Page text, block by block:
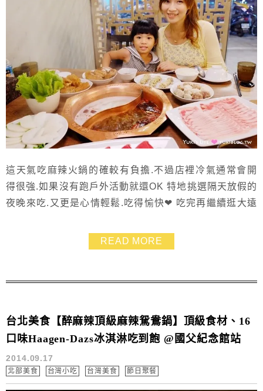
這天氣吃麻辣火鍋的確較有負擔.不過店裡冷氣通常會開
得很強.如果沒有跑戶外活動就還OK 特地挑選隔天放假的
夜晚來吃.又更是心情輕鬆.吃得愉快❤ 吃完再繼續逛大遠
吸引我的是九宮格火鍋 不過我們希望能吃到兩種口味.所
以挑了鴛鴦鍋~~沒想到紅湯、白湯各有獨到之處 我們都
並不多.但也差不多快...
READ MORE
台北美食【醉麻辣頂級麻辣駌鴦鍋】頂級食材、16
口味Haagen-Dazs冰淇淋吃到飽 @國父紀念館站
2014.09.17
北部美食 台灣小吃 台灣美食 節日聚餐